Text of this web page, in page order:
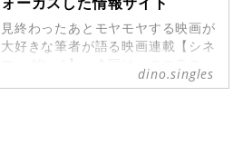
見終わったあとモヤモヤする映画が
大好きな筆者が語る映画連載【シネ
ケイジが凶悪なシリアルキラーを演
dino.singles